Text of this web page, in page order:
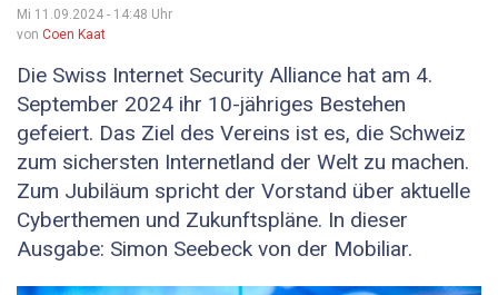
Mi 11.09.2024 - 14:48 Uhr
von Coen Kaat
Die Swiss Internet Security Alliance hat am 4.
September 2024 ihr 10-jähriges Bestehen
gefeiert. Das Ziel des Vereins ist es, die Schweiz
zum sichersten Internetland der Welt zu machen.
Zum Jubiläum spricht der Vorstand über aktuelle
Cyberthemen und Zukunftspläne. In dieser
Ausgabe: Simon Seebeck von der Mobiliar.